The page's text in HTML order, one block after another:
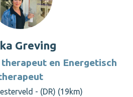
Greving
en Energetisch
- (DR) (19km)